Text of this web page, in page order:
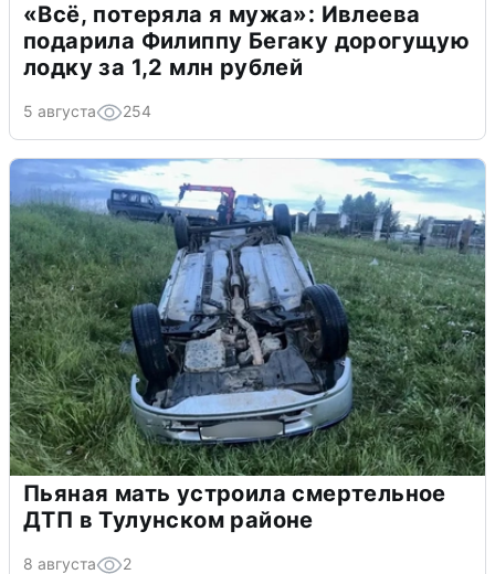
«Всё, потеряла я мужа»: Ивлеева
подарила Филиппу Бегаку дорогущую
лодку за 1,2 млн рублей
5 августа 254
Пьяная мать устроила смертельное
ДТП в Тулунском районе
8 августа 2